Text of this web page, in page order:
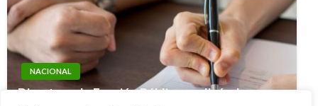
NACIONAL
Directora de Función Pública explicó a La